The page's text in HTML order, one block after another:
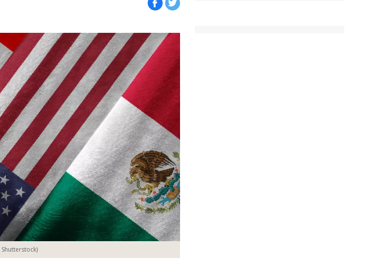
Shutterstock)